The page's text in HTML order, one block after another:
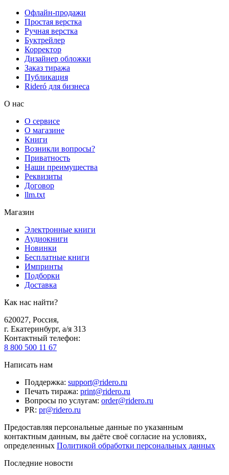
Офлайн-продажи
Простая верстка
Ручная верстка
Буктрейлер
Корректор
Дизайнер обложки
Заказ тиража
Публикация
Rideró для бизнеса
О нас
О сервисе
О магазине
Книги
Возникли вопросы?
Приватность
Наши преимущества
Реквизиты
Договор
llm.txt
Магазин
Электронные книги
Аудиокниги
Новинки
Бесплатные книги
Импринты
Подборки
Доставка
Как нас найти?
620027, Россия,
г. Екатеринбург, а/я 313
Контактный телефон:
8 800 500 11 67
Написать нам
Поддержка: support@ridero.ru
Печать тиража: print@ridero.ru
Вопросы по услугам: order@ridero.ru
PR: pr@ridero.ru
Предоставляя персональные данные по указанным
контактным данным, вы даёте своё согласие на условиях,
определенных Политикой обработки персональных данных
Последние новости